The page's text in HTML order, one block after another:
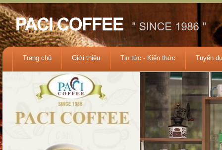
Trang chủ Giới thiệu Tin tức - Kiến thức Tuyển